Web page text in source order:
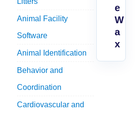
Animal Facility
Software
Animal Identification
Behavior and
Coordination
Cardiovascular and
e
W
a
x